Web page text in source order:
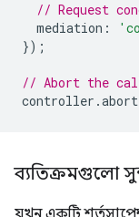
// Request
mediation :
});
// Abort the
controller .abort
ব্যতিক্রমগুলো